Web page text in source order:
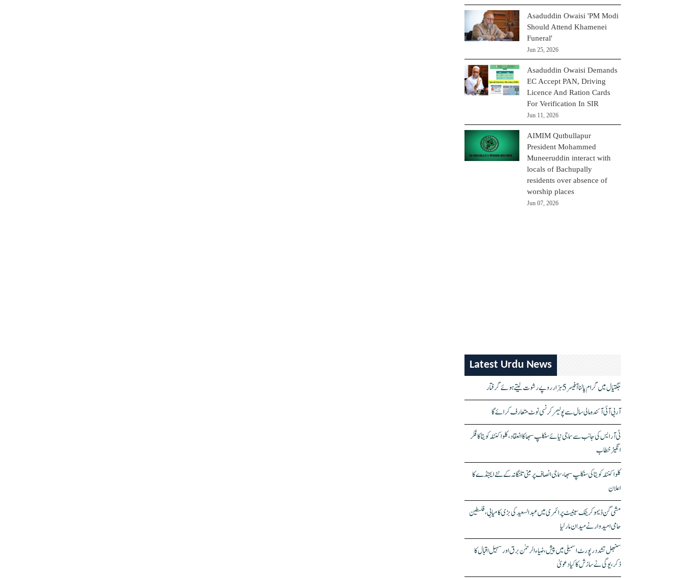
Asaduddin Owaisi 'PM Modi
Should Attend Khamenei
Funeral'
Jun 25, 2026
Asaduddin Owaisi Demands
EC Accept PAN, Driving
Licence And Ration Cards
For Verification In SIR
Jun 11, 2026
AIMIM Qutbullapur
President Mohammed
Muneeruddin interact with
locals of Bachupally
residents over absence of
worship places
Jun 07, 2026
Latest Urdu News
جگتیال میں گرام پالنا آفیسر 5 ہزار روپے رشوت لیتے ہوئے گرفتار
آر بی آئی آئندہ مالی سال سے پولیمر کرنسی نوٹ متعارف کرائے گا
ٹی آر ایس کی جانب سے سماجی نیائے سنکلپ سبھا کا انعقاد، کلواکنٹلہ کویتا کا فکر
انگیز خطاب
کلواکنٹلہ کویتا کی سنکلپ سبھا، سماجی انصاف پر مبنی تلنگانہ کے نئے ایجنڈے کا
اعلان
مشی گن ڈیموکریٹک سینیٹ پرائمری میں عبدالسعید کی بڑی کامیابی، فلسطین
حامی امیدوار نے میدان مار لیا
سنبھل تشدد رپورٹ اسمبلی میں پیش، ضیاء الرحمٰن برق اور سہیل اقبال کا
ذکر، یوگی نے سازش کا کیا دعویٰ